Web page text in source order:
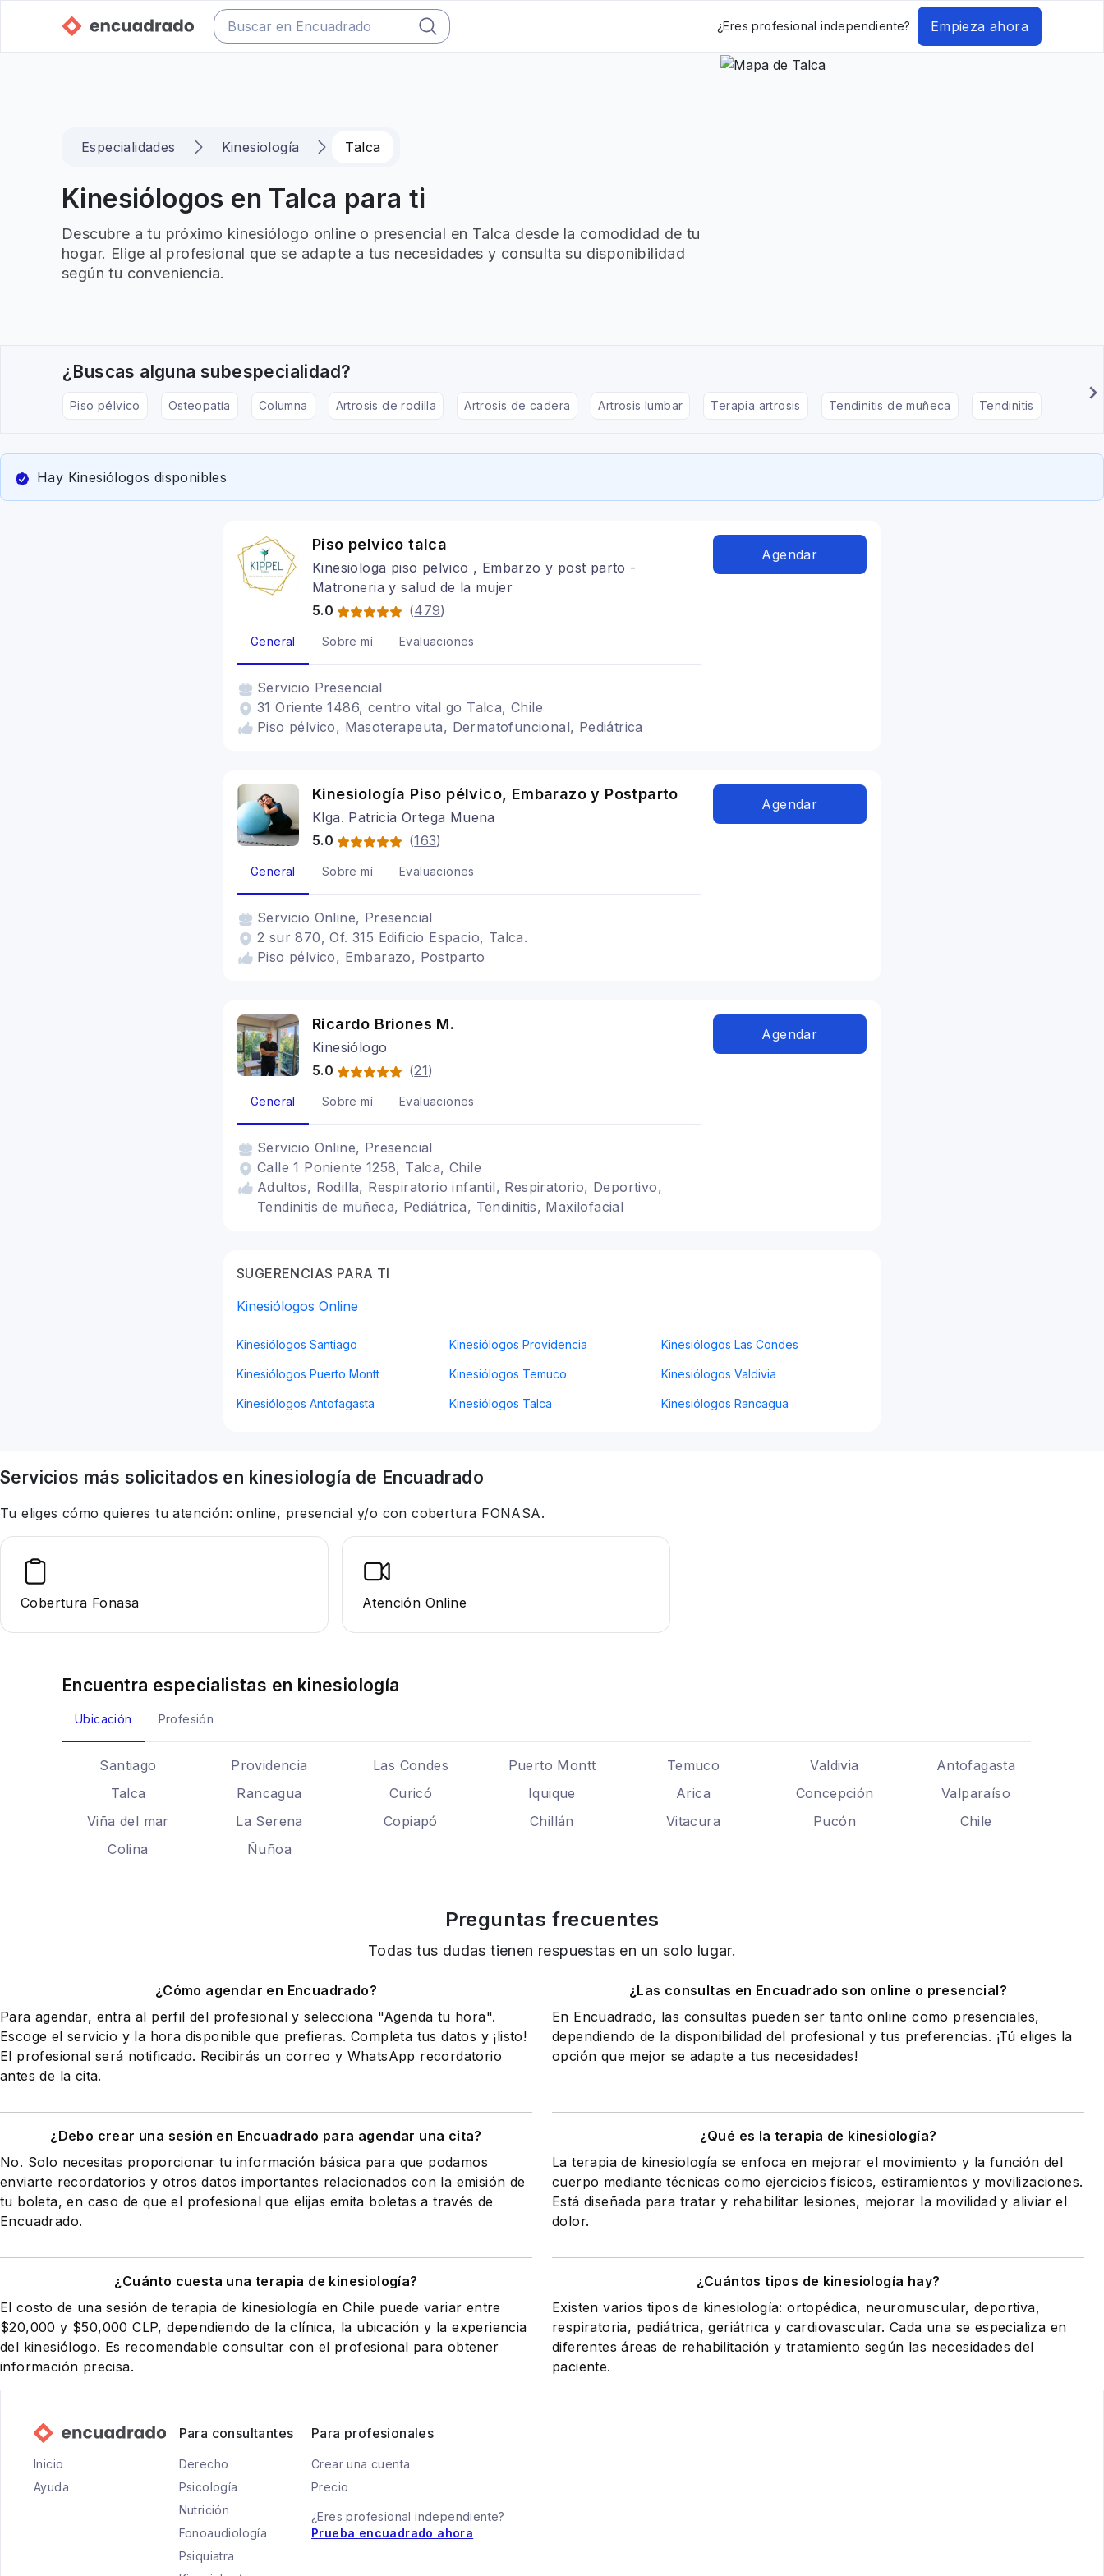
¿Eres profesional independiente? Empieza ahora
Especialidades Kinesiología Talca
Kinesiólogos en Talca para ti
Descubre a tu próximo kinesiólogo online o presencial en Talca desde la comodidad de tu
hogar. Elige al profesional que se adapte a tus necesidades y consulta su disponibilidad
según tu conveniencia.
¿Buscas alguna subespecialidad?
Piso pélvico Osteopatía Columna Artrosis de rodilla Artrosis de cadera Artrosis lumbar Terapia artrosis Tendinitis de muñeca Tendinitis
Hay Kinesiólogos disponibles
Piso pelvico talca
Kinesiologa piso pelvico , Embarzo y post parto -
Matroneria y salud de la mujer
5.0
(479)
General Sobre mí Evaluaciones
Servicio Presencial
31 Oriente 1486, centro vital go Talca, Chile
Piso pélvico, Masoterapeuta, Dermatofuncional, Pediátrica
Agendar
Kinesiología Piso pélvico, Embarazo y Postparto
Klga. Patricia Ortega Muena
5.0
(163)
General Sobre mí Evaluaciones
Servicio Online, Presencial
2 sur 870, Of. 315 Edificio Espacio, Talca.
Piso pélvico, Embarazo, Postparto
Agendar
Ricardo Briones M.
Kinesiólogo
5.0
(21)
General Sobre mí Evaluaciones
Servicio Online, Presencial
Calle 1 Poniente 1258, Talca, Chile
Adultos, Rodilla, Respiratorio infantil, Respiratorio, Deportivo,
Tendinitis de muñeca, Pediátrica, Tendinitis, Maxilofacial
Agendar
SUGERENCIAS PARA TI
Kinesiólogos Online
Kinesiólogos Santiago Kinesiólogos Providencia Kinesiólogos Las Condes
Kinesiólogos Puerto Montt Kinesiólogos Temuco Kinesiólogos Valdivia
Kinesiólogos Antofagasta Kinesiólogos Talca Kinesiólogos Rancagua
Servicios más solicitados en kinesiología de Encuadrado
Tu eliges cómo quieres tu atención: online, presencial y/o con cobertura FONASA.
Cobertura Fonasa Atención Online
Encuentra especialistas en kinesiología
Ubicación Profesión
Santiago Providencia Las Condes Puerto Montt Temuco Valdivia
Antofagasta
Talca
Rancagua Curicó Iquique Arica Concepción
Valparaíso
Viña del mar
La Serena Copiapó Chillán Vitacura Pucón
Chile
Colina
Ñuñoa
Preguntas frecuentes
Todas tus dudas tienen respuestas en un solo lugar.
¿Cómo agendar en Encuadrado?
Para agendar, entra al perfil del profesional y selecciona "Agenda tu hora".
Escoge el servicio y la hora disponible que prefieras. Completa tus datos y ¡listo!
El profesional será notificado. Recibirás un correo y WhatsApp recordatorio
antes de la cita.
¿Las consultas en Encuadrado son online o presencial?
En Encuadrado, las consultas pueden ser tanto online como presenciales,
dependiendo de la disponibilidad del profesional y tus preferencias. ¡Tú eliges la
opción que mejor se adapte a tus necesidades!
¿Debo crear una sesión en Encuadrado para agendar una cita?
No. Solo necesitas proporcionar tu información básica para que podamos
enviarte recordatorios y otros datos importantes relacionados con la emisión de
tu boleta, en caso de que el profesional que elijas emita boletas a través de
Encuadrado.
¿Qué es la terapia de kinesiología?
La terapia de kinesiología se enfoca en mejorar el movimiento y la función del
cuerpo mediante técnicas como ejercicios físicos, estiramientos y movilizaciones.
Está diseñada para tratar y rehabilitar lesiones, mejorar la movilidad y aliviar el
dolor.
¿Cuánto cuesta una terapia de kinesiología?
El costo de una sesión de terapia de kinesiología en Chile puede variar entre
$20,000 y $50,000 CLP, dependiendo de la clínica, la ubicación y la experiencia
del kinesiólogo. Es recomendable consultar con el profesional para obtener
información precisa.
¿Cuántos tipos de kinesiología hay?
Existen varios tipos de kinesiología: ortopédica, neuromuscular, deportiva,
respiratoria, pediátrica, geriátrica y cardiovascular. Cada una se especializa en
diferentes áreas de rehabilitación y tratamiento según las necesidades del
paciente.
Inicio
Ayuda
Para consultantes
Derecho
Psicología
Nutrición
Fonoaudiología
Psiquiatra
Para profesionales
Crear una cuenta
Precio
¿Eres profesional independiente?
Prueba encuadrado ahora